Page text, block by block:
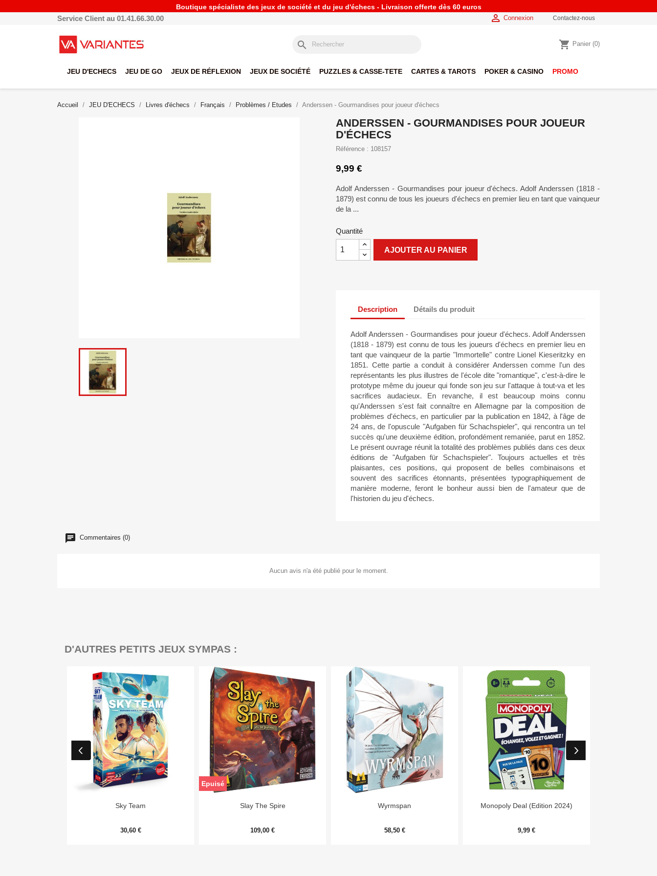
Boutique spécialiste des jeux de société et du jeu d'échecs - Livraison offerte dès 60 euros
Service Client au 01.41.66.30.00  Connexion Contactez-nous
search shopping_cart Panier (0)
JEU D'ECHECS JEU DE GO JEUX DE RÉFLEXION JEUX DE SOCIÉTÉ PUZZLES & CASSE-TETE CARTES & TAROTS POKER & CASINO PROMO
Accueil JEU D'ECHECS Livres d'échecs Français Problèmes / Etudes Anderssen - Gourmandises pour joueur d'échecs
ANDERSSEN - GOURMANDISES POUR JOUEUR
D'ÉCHECS
Référence : 108157
9,99 €
Adolf Anderssen - Gourmandises pour joueur d'échecs. Adolf Anderssen (1818 -
1879) est connu de tous les joueurs d'échecs en premier lieu en tant que vainqueur
de la ...
Quantité
AJOUTER AU PANIER
Description Détails du produit
Adolf Anderssen - Gourmandises pour joueur d'échecs. Adolf Anderssen
(1818 - 1879) est connu de tous les joueurs d'échecs en premier lieu en
tant que vainqueur de la partie "Immortelle" contre Lionel Kieseritzky en
1851. Cette partie a conduit à considérer Anderssen comme l'un des
représentants les plus illustres de l'école dite "romantique", c'est-à-dire le
prototype même du joueur qui fonde son jeu sur l'attaque à tout-va et les
sacrifices audacieux. En revanche, il est beaucoup moins connu
qu'Anderssen s'est fait connaître en Allemagne par la composition de
problèmes d'échecs, en particulier par la publication en 1842, à l'âge de
24 ans, de l'opuscule "Aufgaben für Schachspieler", qui rencontra un tel
succès qu'une deuxième édition, profondément remaniée, parut en 1852.
Le présent ouvrage réunit la totalité des problèmes publiés dans ces deux
éditions de "Aufgaben für Schachspieler". Toujours actuelles et très
plaisantes, ces positions, qui proposent de belles combinaisons et
souvent des sacrifices étonnants, présentées typographiquement de
manière moderne, feront le bonheur aussi bien de l'amateur que de
l'historien du jeu d'échecs.
Commentaires (0)
Aucun avis n'a été publié pour le moment.
D'AUTRES PETITS JEUX SYMPAS :
Aperçu rapide
Sky Team
30,60 €
Aperçu rapide
Slay The Spire
109,00 €
Epuisé
Aperçu rapide
Wyrmspan
58,50 €
Aperçu rapide
Monopoly Deal (Edition 2024)
9,99 €